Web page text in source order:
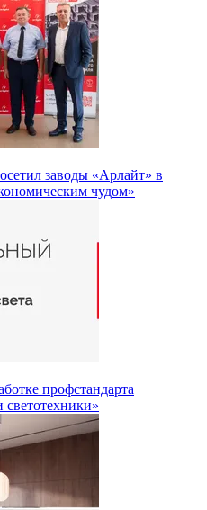
заводы «Арлайт» в
чудом»
профстандарта
светотехники»